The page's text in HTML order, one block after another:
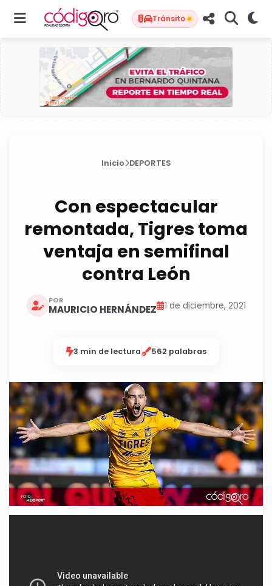
Tránsito
Inicio DEPORTES
Con espectacular
remontada, Tigres toma
ventaja en semifinal
contra León
POR
MAURICIO HERNÁNDEZ 1 de diciembre, 2021
3 min de lectura 562 palabras